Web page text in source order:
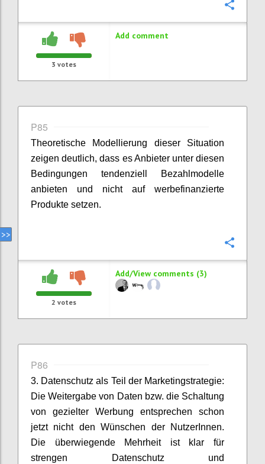
3 votes
Add comment
P85
Theoretische Modellierung dieser Situation
zeigen deutlich, dass es Anbieter unter diesen
Bedingungen tendenziell Bezahlmodelle
anbieten und nicht auf werbefinanzierte
Produkte setzen.
2 votes
Add/View comments (3)
P86
3. Datenschutz als Teil der Marketingstrategie:
Die Weitergabe von Daten bzw. die Schaltung
von gezielter Werbung entsprechen schon
jetzt nicht den Wünschen der NutzerInnen.
Die überwiegende Mehrheit ist klar für
strengen Datenschutz und